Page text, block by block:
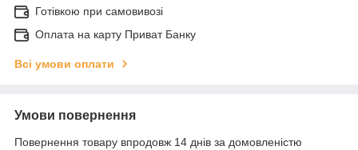
Готівкою при самовивозі
Оплата на карту Приват Банку
Всі умови оплати
Умови повернення
Повернення товару впродовж 14 днів за домовленістю